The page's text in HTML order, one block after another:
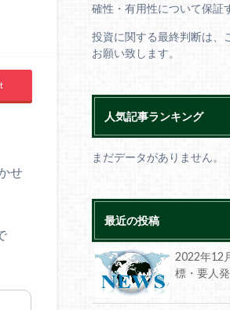
せ
確性・有用性について保証
投資に関する最終判断は、
お願い致します。
人気記事ランキング
まだデータがありません。
最近の投稿
2022年12
標・要人